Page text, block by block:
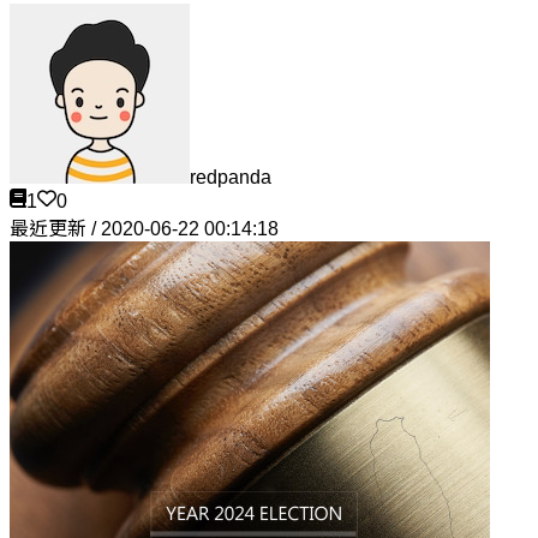
redpanda
1
0
最近更新 / 2020-06-22 00:14:18